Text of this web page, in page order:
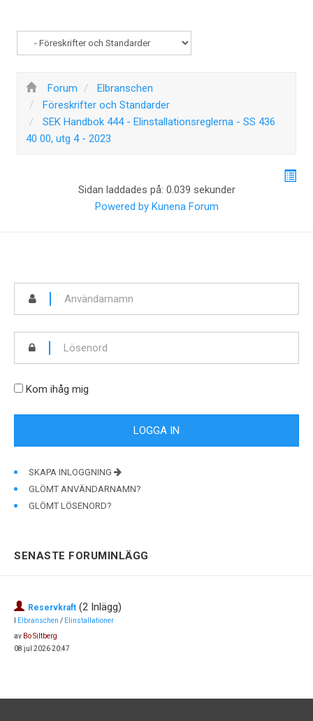
Forum
Elbranschen
Föreskrifter och Standarder
SEK Handbok 444 - Elinstallationsreglerna - SS 436
40 00, utg 4 - 2023
Sidan laddades på: 0.039 sekunder
Powered by Kunena Forum
Kom ihåg mig
SKAPA INLOGGNING
GLÖMT ANVÄNDARNAMN?
GLÖMT LÖSENORD?
SENASTE FORUMINLÄGG
Reservkraft (2 Inlägg)
Elbranschen / Elinstallationer
av Bo Siltberg
08 jul 2026 20:47